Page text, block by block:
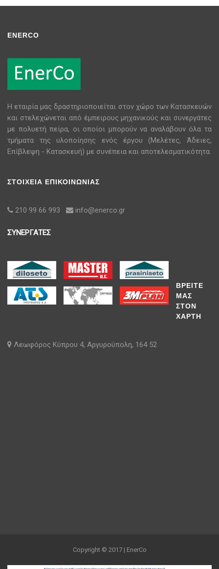
ENERCO
H εταιρία μας δραστηριοποιείται στον χώρο των Κατασκευών
και στελεχώνεται από έμπειρους μηχανικούς και συνεργάτες
με πολυετή πείρα, οι οποίοι μπορούν να αναλάβουν όλα τα
τμήματα της υλοποίησης ενός έργου (Μελέτες, Άδειες,
Επίβλεψη - Κατασκευή) με συνέπεια και αποτελεσματικότητα.
ΣΤΟΙΧΕΙΑ ΕΠΙΚΟΙΝΩΝΙΑΣ
210 99 66 993 info@enerco.gr
ΣΥΝΕΡΓΑΤΕΣ
ΒΡΕΙΤΕ
ΜΑΣ
ΣΤΟΝ
ΧΑΡΤΗ
Λεωφόρος Κύπρου 4, Αργυρούπολη, 164 52
Copyright © 2017 | EnerCo